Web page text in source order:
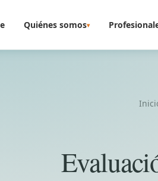
Quiénes somos▾